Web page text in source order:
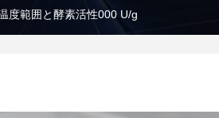
度範囲と酵素活性000 U/g